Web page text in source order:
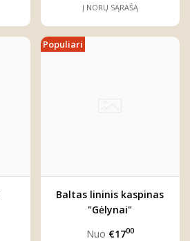
Į NORŲ SĄRAŠĄ
Populiari
Baltas lininis kaspinas
"Gėlynai"
Nuo €1700